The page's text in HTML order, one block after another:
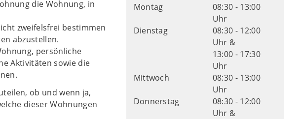
die Wohnung, in
zweifelsfrei bestimmen
abzustellen.
persönliche
Aktivitäten sowie die
ob und wenn ja,
dieser Wohnungen
Montag
08:30 - 13:00
Uhr
Dienstag
08:30 - 12:00
Uhr &
13:00 - 17:30
Uhr
Mittwoch
08:30 - 13:00
Uhr
Donnerstag
08:30 - 12:00
Uhr &